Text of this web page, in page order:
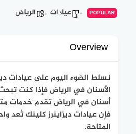
POPULAR عيادات الرياض
Overview
نسلط الضوء اليوم علىعيادات
الأسنان في الرياض فإذا كنت
أسنان في الرياض تقدم خدمات
فإن عيادات ديزاينرز كلينك تُعد
المتاحة.